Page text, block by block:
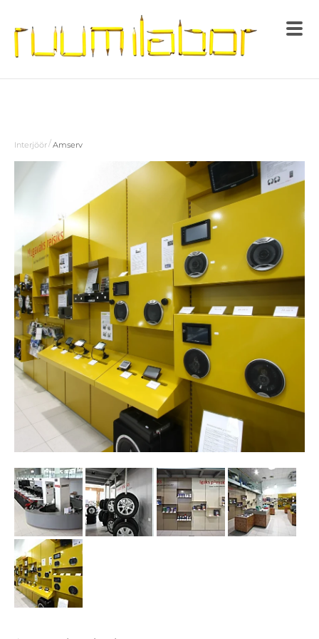
Interjöör/Amserv